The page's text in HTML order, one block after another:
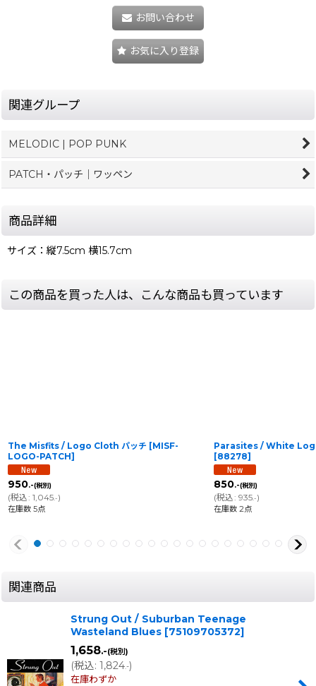
お問い合わせ
お気に入り登録
関連グループ
MELODIC | POP PUNK
PATCH・パッチ｜ワッペン
商品詳細
サイズ：縦7.5cm 横15.7cm
この商品を買った人は、こんな商品も買っています
The Misfits / Logo Cloth パッチ [MISF-
LOGO-PATCH]
950.-(税別)
(税込: 1,045.-)
在庫数 5点
Parasites / White
[88278]
850.-(税別)
(税込: 935.-)
在庫数 2点
関連商品
Strung Out / Suburban Teenage
Wasteland Blues [75109705372]
1,658.-(税別)
(税込: 1,824.-)
在庫わずか